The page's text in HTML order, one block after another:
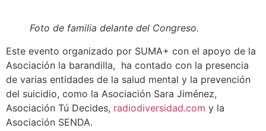
Foto de familia delante del Congreso.
Este evento organizado por SUMA+ con el apoyo de la
Asociación la barandilla, ha contado con la presencia
de varias entidades de la salud mental y la prevención
del suicidio, como la Asociación Sara Jiménez,
Asociación Tú Decides, radiodiversidad.com y la
Asociación SENDA.